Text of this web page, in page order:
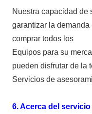
Nuestra capacidad de
garantizar la
comprar todos los
Equipos para su
pueden disfrutar de la
Servicios de
6. Acerca del